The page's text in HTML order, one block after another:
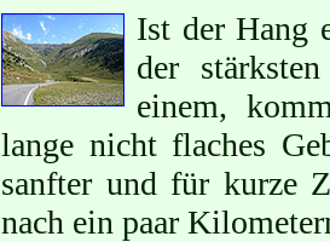
Ist der Hang
der
einem,
lange nicht flaches
sanfter und für kurze
nach ein paar